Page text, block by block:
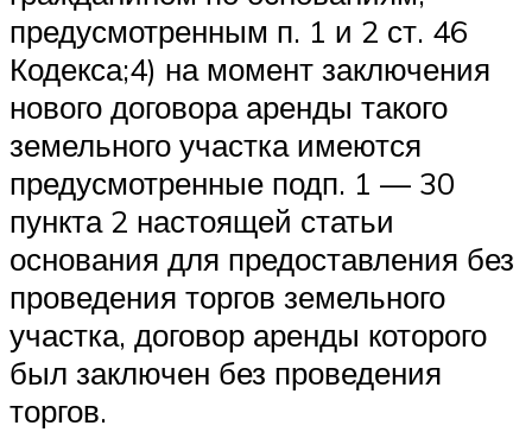
предусмотренным п. 1 и 2 ст. 46
Кодекса;4) на момент заключения
нового договора аренды такого
земельного участка имеются
предусмотренные подп. 1 — 30
пункта 2 настоящей статьи
основания для предоставления без
проведения торгов земельного
участка, договор аренды которого
был заключен без проведения
торгов.